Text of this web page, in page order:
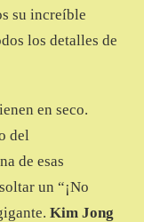
MAN’
SU
49
AÑOS
su increíble
los detalles de
en seco.
del
de esas
un “¡No
Kim Jong